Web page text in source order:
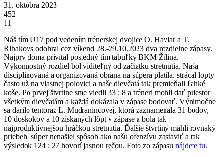
31. októbra 2023
452
11
Náš tím U17 pod vedením trénerskej dvojice O. Haviar a T.
Ribakovs odohral cez víkend 28.-29.10.2023 dva rozdielne zápasy.
Najprv doma privítal posledný tím tabuľky BKM Žilina.
Výkonnostný rozdiel bol viditeľný od začiatku stretnutia. Naša
disciplinovaná a organizovaná obrana na súpera platila, strácal lopty
často už na vlastnej polovici a naše dievčatá tak premieňali ľahké
koše. Po prvej štvrtine sme viedli 33 : 8 a tréneri mohli dať priestor
všetkým dievčatám a každá dokázala v zápase bodovať. Výnimočne
sa darilo tentoraz L. Mudranincovej, ktorá zaznamenala 31 bodov,
10 doskokov a 10 získaných lôpt v zápase a bola tak
najproduktívnejšou hráčkou stretnutia. Ďalšie štvrtiny mahli rovnaký
priebeh, súper nenašiel spôsob ako našu ofenzívu zastaviť a tak
výsledok 124 : 27 hovorí jasnou rečou. Foto zo zápasu nájdete tu.